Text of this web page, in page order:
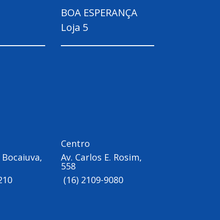
BOA ESPERANÇA
Loja 5
Centro
Av. Carlos E. Rosim,
558
(16) 2109-9080